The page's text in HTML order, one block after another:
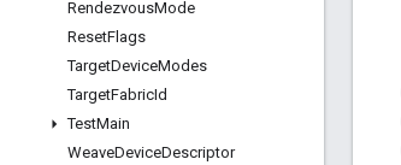
RendezvousMode
ResetFlags
TargetDeviceModes
TargetFabricId
TestMain
WeaveDeviceDescriptor